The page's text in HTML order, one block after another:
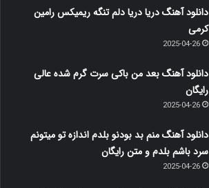
دانلود آهنگ دریا دریا دلم تنگه ریمیکس رامین
کرمی
2025-04-26
دانلود آهنگ بعد من باکی سرت گرم شده عالی
رایگان
2025-04-26
دانلود آهنگ منم بد بودنو بلدم اندازه تو میتونم
سرد باشم بلدم و متن رایگان
2025-04-26